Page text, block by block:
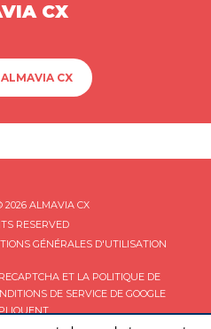
CX
CX
2026 ALMAVIA CX
RESERVED
GÉNÉRALES D'UTILISATION
ET LA POLITIQUE DE
DE SERVICEDE GOOGLE